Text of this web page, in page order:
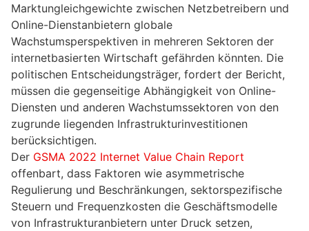
Marktungleichgewichte zwischen Netzbetreibern und
Online-Dienstanbietern globale
Wachstumsperspektiven in mehreren Sektoren der
internetbasierten Wirtschaft gefährden könnten. Die
politischen Entscheidungsträger, fordert der Bericht,
müssen die gegenseitige Abhängigkeit von Online-
Diensten und anderen Wachstumssektoren von den
zugrunde liegenden Infrastrukturinvestitionen
berücksichtigen.
Der GSMA 2022 Internet Value Chain Report
offenbart, dass Faktoren wie asymmetrische
Regulierung und Beschränkungen, sektorspezifische
Steuern und Frequenzkosten die Geschäftsmodelle
von Infrastrukturanbietern unter Druck setzen,